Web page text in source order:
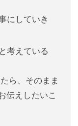
にしていき
考えている
ら、そのまま
伝えしたいこ